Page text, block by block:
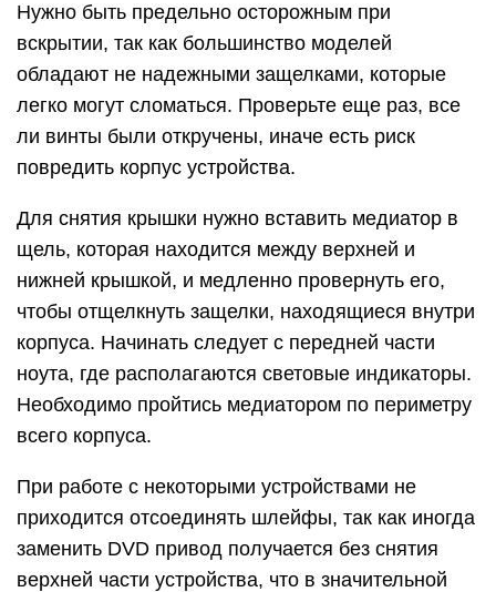
Нужно быть предельно осторожным при
вскрытии, так как большинство моделей
обладают не надежными защелками, которые
легко могут сломаться. Проверьте еще раз, все
ли винты были откручены, иначе есть риск
повредить корпус устройства.
Для снятия крышки нужно вставить медиатор в
щель, которая находится между верхней и
нижней крышкой, и медленно провернуть его,
чтобы отщелкнуть защелки, находящиеся внутри
корпуса. Начинать следует с передней части
ноута, где располагаются световые индикаторы.
Необходимо пройтись медиатором по периметру
всего корпуса.
При работе с некоторыми устройствами не
приходится отсоединять шлейфы, так как иногда
заменить DVD привод получается без снятия
верхней части устройства, что в значительной